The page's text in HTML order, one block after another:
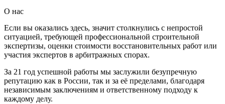
О нас
Если вы оказались здесь, значит столкнулись с непростой
ситуацией, требующей профессиональной строительной
экспертизы, оценки стоимости восстановительных работ или
участия экспертов в арбитражных спорах.
За 21 год успешной работы мы заслужили безупречную
репутацию как в России, так и за её пределами, благодаря
независимым заключениям и ответственному подходу к
каждому делу.